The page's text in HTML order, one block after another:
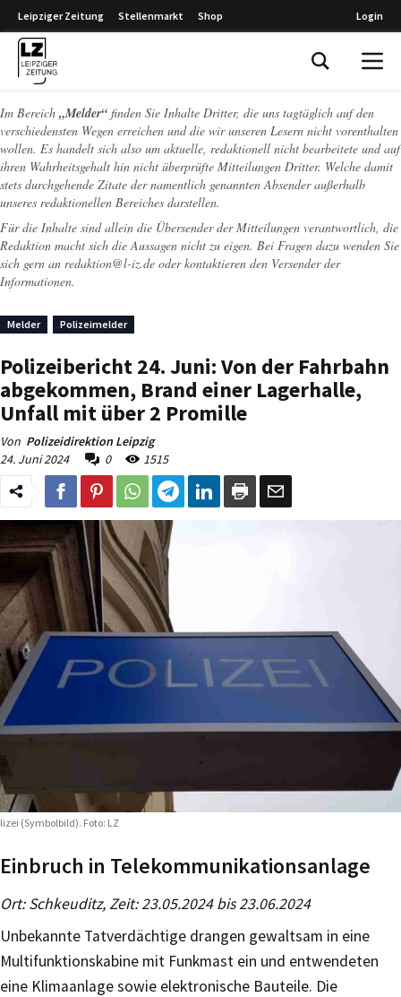
Leipziger Zeitung Stellenmarkt Shop Login
Im Bereich „Melder“ finden Sie Inhalte Dritter, die uns tagtäglich auf den
verschiedensten Wegen erreichen und die wir unseren Lesern nicht vorenthalten
wollen. Es handelt sich also um aktuelle, redaktionell nicht bearbeitete und auf
ihren Wahrheitsgehalt hin nicht überprüfte Mitteilungen Dritter. Welche damit
stets durchgehende Zitate der namentlich genannten Absender außerhalb
unseres redaktionellen Bereiches darstellen.
Für die Inhalte sind allein die Übersender der Mitteilungen verantwortlich, die
Redaktion macht sich die Aussagen nicht zu eigen. Bei Fragen dazu wenden Sie
sich gern an redaktion@l-iz.de oder kontaktieren den Versender der
Informationen.
Melder Polizeimelder
Polizeibericht 24. Juni: Von der Fahrbahn
abgekommen, Brand einer Lagerhalle,
Unfall mit über 2 Promille
Von Polizeidirektion Leipzig
24. Juni 2024
0 1515
(Symbolbild). Foto: LZ
Einbruch in Telekommunikationsanlage
Ort: Schkeuditz, Zeit: 23.05.2024 bis 23.06.2024
Unbekannte Tatverdächtige drangen gewaltsam in eine
Multifunktionskabine mit Funkmast ein und entwendeten
eine Klimaanlage sowie elektronische Bauteile. Die